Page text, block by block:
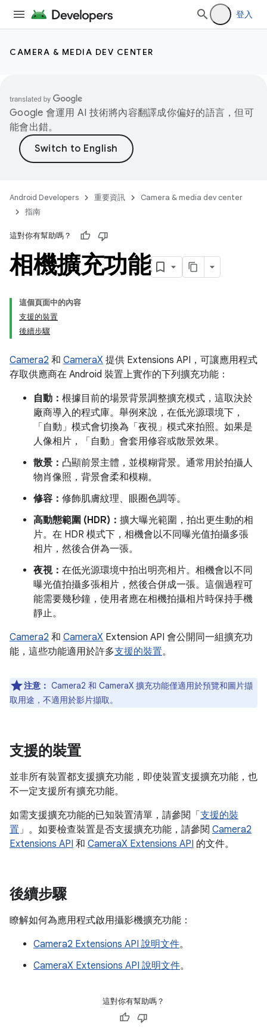
登入
CAMERA & MEDIA DEV CENTER
Google 會運用 AI 技術將內容翻譯成你偏好的語言，但可
能會出錯。
Android Developers 重要資訊
Camera & media dev center
指南
這對你有幫助嗎？
相機擴充功能
這個頁面中的內容
支援的裝置
後續步驟
Camera2 和 CameraX 提供 Extensions API，可讓應用程式
存取供應商在 Android 裝置上實作的下列擴充功能：
自動： 根據目前的場景背景調整擴充模式，這取決於
廠商導入的程式庫。舉例來說，在低光源環境下，
「自動」模式會切換為「夜視」模式來拍照。如果是
人像相片，「自動」會套用修容或散景效果。
散景： 凸顯前景主體，並模糊背景。通常用於拍攝人
物肖像照，背景會柔和模糊。
修容： 修飾肌膚紋理、眼圈色調等。
高動態範圍 (HDR)： 擴大曝光範圍，拍出更生動的相
片。在 HDR 模式下，相機會以不同曝光值拍攝多張
相片，然後合併為一張。
夜視： 在低光源環境中拍出明亮相片。相機會以不同
曝光值拍攝多張相片，然後合併成一張。這個過程可
能需要幾秒鐘，使用者應在相機拍攝相片時保持手機
靜止。
Camera2 和 CameraX Extension API 會公開同一組擴充功
能，這些功能適用於許多支援的裝置。
注意： Camera2 和 CameraX 擴充功能僅適用於預覽和圖片擷
取用途，不適用於影片擷取。
支援的裝置
並非所有裝置都支援擴充功能，即使裝置支援擴充功能，也
不一定支援所有擴充功能。
如需支援擴充功能的已知裝置清單，請參閱「 支援的裝
置」。如要檢查裝置是否支援擴充功能，請參閱 Camera2
Extensions API 和 CameraX Extensions API 的文件。
後續步驟
瞭解如何為應用程式啟用攝影機擴充功能：
Camera2 Extensions API 說明文件。
CameraX Extensions API 說明文件。
這對你有幫助嗎？